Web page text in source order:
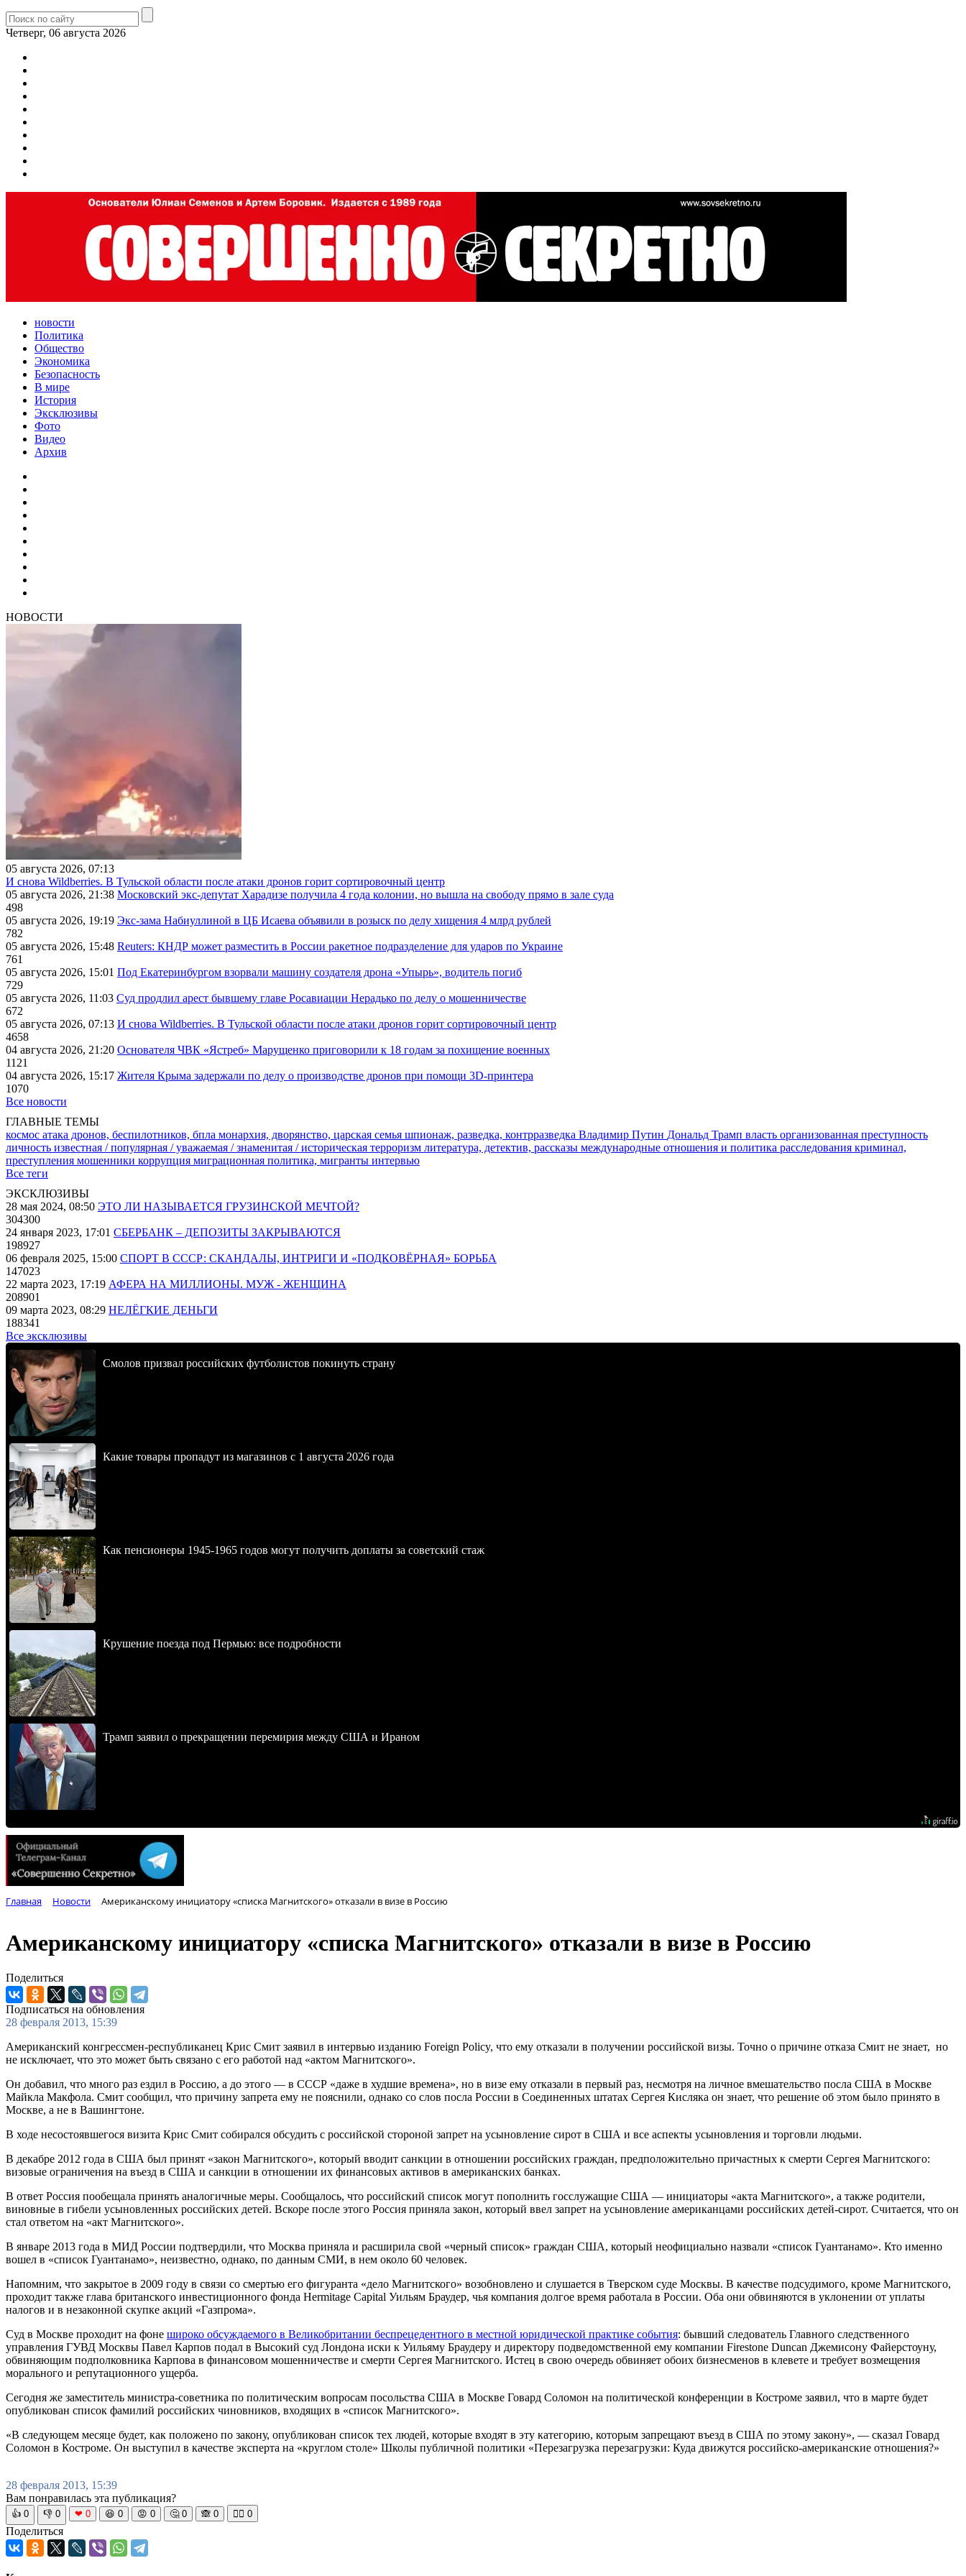
Четверг, 06 августа 2026
новости
Политика
Общество
Экономика
Безопасность
В мире
История
Эксклюзивы
Фото
Видео
Архив
НОВОСТИ
05 августа 2026, 07:13
И снова Wildberries. В Тульской области после атаки дронов горит сортировочный центр
05 августа 2026, 21:38 Московский экс-депутат Харадизе получила 4 года колонии, но вышла на свободу прямо в зале суда
498
05 августа 2026, 19:19 Экс-зама Набиуллиной в ЦБ Исаева объявили в розыск по делу хищения 4 млрд рублей
782
05 августа 2026, 15:48 Reuters: КНДР может разместить в России ракетное подразделение для ударов по Украине
761
05 августа 2026, 15:01 Под Екатеринбургом взорвали машину создателя дрона «Упырь», водитель погиб
729
05 августа 2026, 11:03 Суд продлил арест бывшему главе Росавиации Нерадько по делу о мошенничестве
672
05 августа 2026, 07:13 И снова Wildberries. В Тульской области после атаки дронов горит сортировочный центр
4658
04 августа 2026, 21:20 Основателя ЧВК «Ястреб» Марущенко приговорили к 18 годам за похищение военных
1121
04 августа 2026, 15:17 Жителя Крыма задержали по делу о производстве дронов при помощи 3D‑принтера
1070
Все новости
ГЛАВНЫЕ ТЕМЫ
космос атака дронов, беспилотников, бпла монархия, дворянство, царская семья шпионаж, разведка, контрразведка Владимир Путин Дональд Трамп власть организованная преступность
личность известная / популярная / уважаемая / знаменитая / историческая терроризм литература, детектив, рассказы международные отношения и политика расследования криминал,
преступления мошенники коррупция миграционная политика, мигранты интервью
Все теги
ЭКСКЛЮЗИВЫ
28 мая 2024, 08:50 ЭТО ЛИ НАЗЫВАЕТСЯ ГРУЗИНСКОЙ МЕЧТОЙ?
304300
24 января 2023, 17:01 СБЕРБАНК – ДЕПОЗИТЫ ЗАКРЫВАЮТСЯ
198927
06 февраля 2025, 15:00 СПОРТ В СССР: СКАНДАЛЫ, ИНТРИГИ И «ПОДКОВЁРНАЯ» БОРЬБА
147023
22 марта 2023, 17:19 АФЕРА НА МИЛЛИОНЫ. МУЖ - ЖЕНЩИНА
208901
09 марта 2023, 08:29 НЕЛЁГКИЕ ДЕНЬГИ
188341
Все эксклюзивы
Смолов призвал российских футболистов покинуть страну
Какие товары пропадут из магазинов с 1 августа 2026 года
Как пенсионеры 1945-1965 годов могут получить доплаты за советский стаж
Крушение поезда под Пермью: все подробности
Трамп заявил о прекращении перемирия между США и Ираном
Главная Новости Американскому инициатору «списка Магнитского» отказали в визе в Россию
Американскому инициатору «списка Магнитского» отказали в визе в Россию
Поделиться
Подписаться на обновления
28 февраля 2013, 15:39
Американский конгрессмен-республиканец Крис Смит заявил в интервью изданию Foreign Policy, что ему отказали в получении российской визы. Точно о причине отказа Смит не знает, но
не исключает, что это может быть связано с его работой над «актом Магнитского».
Он добавил, что много раз ездил в Россию, а до этого — в СССР «даже в худшие времена», но в визе ему отказали в первый раз, несмотря на личное вмешательство посла США в Москве
Майкла Макфола. Смит сообщил, что причину запрета ему не пояснили, однако со слов посла России в Соединенных штатах Сергея Кисляка он знает, что решение об этом было принято в
Москве, а не в Вашингтоне.
В ходе несостоявшегося визита Крис Смит собирался обсудить с российской стороной запрет на усыновление сирот в США и все аспекты усыновления и торговли людьми.
В декабре 2012 года в США был принят «закон Магнитского», который вводит санкции в отношении российских граждан, предположительно причастных к смерти Сергея Магнитского:
визовые ограничения на въезд в США и санкции в отношении их финансовых активов в американских банках.
В ответ Россия пообещала принять аналогичные меры. Сообщалось, что российский список могут пополнить госслужащие США — инициаторы «акта Магнитского», а также родители,
виновные в гибели усыновленных российских детей. Вскоре после этого Россия приняла закон, который ввел запрет на усыновление американцами российских детей-сирот. Считается, что он
стал ответом на «акт Магнитского».
В январе 2013 года в МИД России подтвердили, что Москва приняла и расширила свой «черный список» граждан США, который неофициально назвали «список Гуантанамо». Кто именно
вошел в «список Гуантанамо», неизвестно, однако, по данным СМИ, в нем около 60 человек.
Напомним, что закрытое в 2009 году в связи со смертью его фигуранта «дело Магнитского» возобновлено и слушается в Тверском суде Москвы. В качестве подсудимого, кроме Магнитского,
проходит также глава британского инвестиционного фонда Hermitage Capital Уильям Браудер, чья компания долгое время работала в России. Оба они обвиняются в уклонении от уплаты
налогов и в незаконной скупке акций «Газпрома».
Суд в Москве проходит на фоне широко обсуждаемого в Великобритании беспрецедентного в местной юридической практике события: бывший следователь Главного следственного
управления ГУВД Москвы Павел Карпов подал в Высокий суд Лондона иски к Уильяму Браудеру и директору подведомственной ему компании Firestone Duncan Джемисону Файерстоуну,
обвиняющим подполковника Карпова в финансовом мошенничестве и смерти Сергея Магнитского. Истец в свою очередь обвиняет обоих бизнесменов в клевете и требует возмещения
морального и репутационного ущерба.
Сегодня же заместитель министра-советника по политическим вопросам посольства США в Москве Говард Соломон на политической конференции в Костроме заявил, что в марте будет
опубликован список фамилий российских чиновников, входящих в «список Магнитского».
«В следующем месяце будет, как положено по закону, опубликован список тех людей, которые входят в эту категорию, которым запрещают въезд в США по этому закону», — сказал Говард
Соломон в Костроме. Он выступил в качестве эксперта на «круглом столе» Школы публичной политики «Перезагрузка перезагрузки: Куда движутся российско-американские отношения?»
28 февраля 2013, 15:39
Вам понравилась эта публикация?
👍 0 👎 0 ❤ 0 😆 0 😡 0 🤔 0 🙈 0 🧘‍♀️ 0
Поделиться